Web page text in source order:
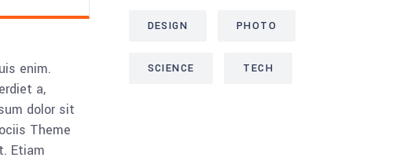
enim.
a,
dolor sit
Theme
Etiam
DESIGN PHOTO
SCIENCE TECH